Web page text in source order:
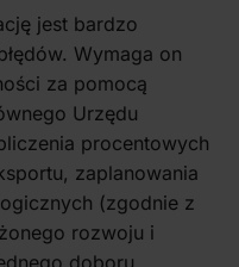
jest bardzo
Wymaga on
za pomocą
Urzędu
procentowych
zaplanowania
(zgodnie z
rozwoju i